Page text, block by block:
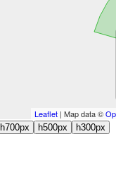
Leaflet | Map data ©
h700px h500px h300px